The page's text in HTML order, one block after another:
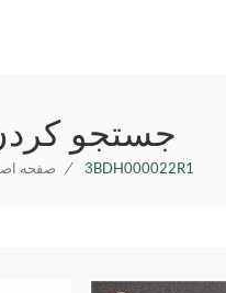
جستجو
صفحه / 3BDH000022R1